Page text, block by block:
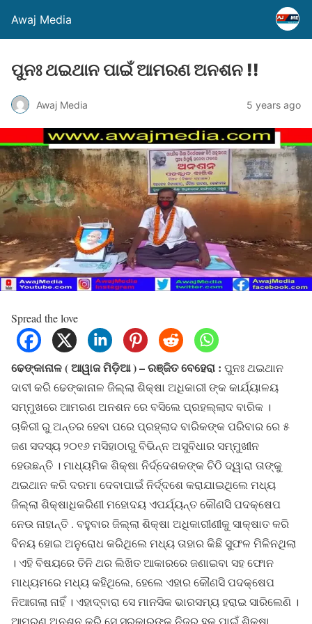
Awaj Media
ପୁନଃ ଥଇଥାନ ପାଇଁ ଆମରଣ ଅନଶନ !!
Awaj Media 5 years ago
Spread the love
ଢେଙ୍କାନାଳ ( ଆୱାଜ ମିଡ଼ିଆ ) – ରଞ୍ଜିତ ବେହେରା : ପୁନଃ ଥଇଥାନ
ଦାବୀ କରି ଢେଙ୍କାନାଳ ଜିଲ୍ଲା ଶିକ୍ଷା ଅଧିକାରୀ ଙ୍କ କାର୍ଯ୍ୟାଳୟ
ସମ୍ମୁଖରେ ଆମରଣ ଅନଶନ ରେ ବସିଲେ ପ୍ରହଲ୍ଲାଦ ବାରିକ ।
ଚାକିରୀ ରୁ ଅନ୍ତର ହେବା ପରେ ପ୍ରହ୍ଲାଦ ବାରିକଙ୍କ ପରିବାର ରେ ୫
ଜଣ ସଦସ୍ୟ ୨୦୧୬ ମସିହାଠାରୁ ବିଭିନ୍ନ ଅସୁବିଧାର ସମ୍ମୁଖୀନ
ହେଉଛନ୍ତି । ମାଧ୍ୟମିକ ଶିକ୍ଷା ନିର୍ଦ୍ଦେଶକଙ୍କ ଚିଠି ଦ୍ୱାରା ତାଙ୍କୁ
ଥଇଥାନ କରି ଦରମା ଦେବାପାଇଁ ନିର୍ଦ୍ଦଶେ କରାଯାଇଥିଲେ ମଧ୍ୟ
ଜିଲ୍ଲା ଶିକ୍ଷାଧିକରିଣୀ ମହୋଦୟ ଏପର୍ଯ୍ୟନ୍ତ କୌଣସି ପଦକ୍ଷେପ
ନେଉ ନାହାନ୍ତି . ବହୁବାର ଜିଲ୍ଲା ଶିକ୍ଷା ଅଧିକାରୀଣୀକୁ ସାକ୍ଷାତ କରି
ବିନୟ ହୋଇ ଅନୁରୋଧ କରିଥିଲେ ମଧ୍ୟ ତାହାର କିଛି ସୁଫଳ ମିଳିନଥିଲା
। ଏହି ବିଷୟରେ ତିନି ଥର ଲିଖିତ ଆକାରରେ ଜଣାଇବା ସହ ଫୋନ
ମାଧ୍ୟମରେ ମଧ୍ୟ କହିଥିଲେ, ହେଲେ ଏହାର କୌଣସି ପଦକ୍ଷେପ
ନିଆଗଲା ନାହିଁ । ଏହାଦ୍ବାରା ସେ ମାନସିକ ଭାରସମ୍ୟ ହରାଇ ସାରିଲେଣି ।
ଆମରଣ ଅନଶନ କରି ସେ ସରକାରଙ୍କୁ ନିଜର ହକ ପାଇଁ ଶିକ୍ଷା